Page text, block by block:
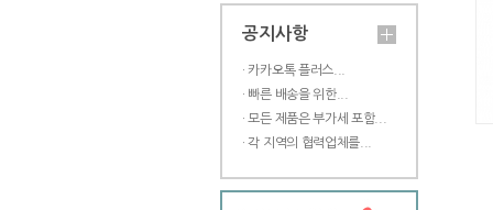
공지사항
· 카카오톡 플러스...
· 빠른 배송을 위한...
· 모든 제품은 부가세 포함...
· 각 지역의 협력업체를...